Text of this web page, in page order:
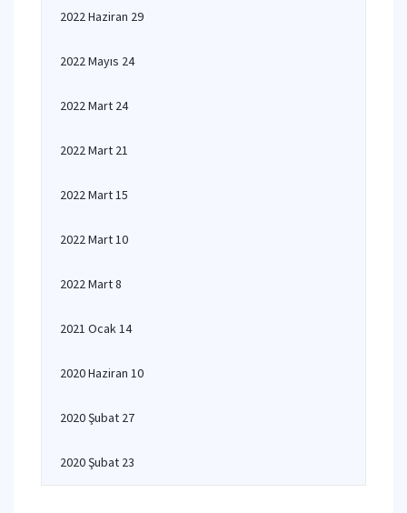
2022 Haziran 29
2022 Mayıs 24
2022 Mart 24
2022 Mart 21
2022 Mart 15
2022 Mart 10
2022 Mart 8
2021 Ocak 14
2020 Haziran 10
2020 Şubat 27
2020 Şubat 23